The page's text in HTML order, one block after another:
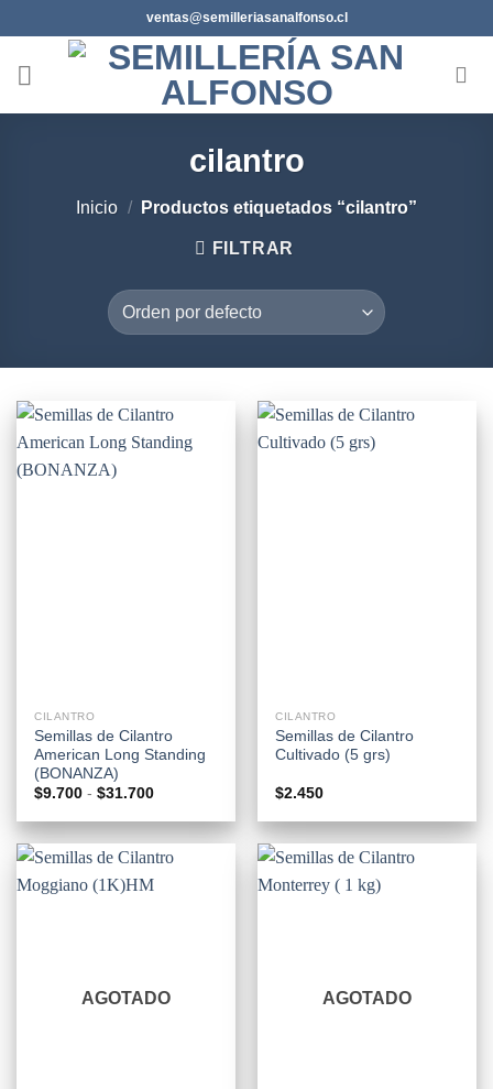
al
contenido
ventas@semilleriasanalfonso.cl
cilantro
Inicio / Productos etiquetados “cilantro”
FILTRAR
CILANTRO
Semillas de Cilantro
American Long Standing
(BONANZA)
$9.700 - $31.700Rango
precios:
$9.700
hasta
$31.700
CILANTRO
Semillas de Cilantro
Cultivado (5 grs)
$2.450
AGOTADO AGOTADO